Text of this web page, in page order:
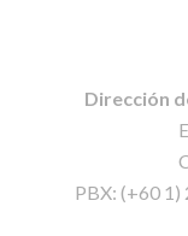
Dirección
PBX: (+60 1)